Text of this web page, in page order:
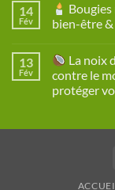
sur
Bougie
artisanale
industrielle
le
comparatif
14
Fév
bien-être
sur
Bougies
naturelles
:
décoration
13
Fév
La noix
contre le
protéger